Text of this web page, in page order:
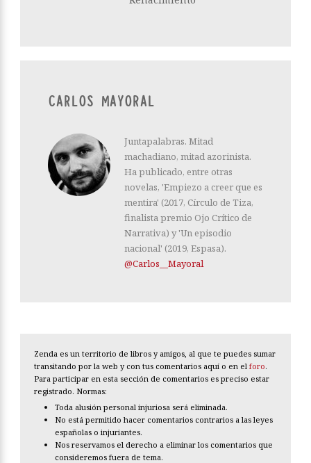
CARLOS MAYORAL
Juntapalabras. Mitad
machadiano, mitad azorinista.
Ha publicado, entre otras
novelas, 'Empiezo a creer que es
mentira' (2017, Círculo de Tiza,
finalista premio Ojo Crítico de
Narrativa) y 'Un episodio
nacional' (2019, Espasa).
@Carlos__Mayoral
Zenda es un territorio de libros y amigos, al que te puedes sumar
transitando por la web y con tus comentarios aquí o en el foro.
Para participar en esta sección de comentarios es preciso estar
registrado. Normas:
Toda alusión personal injuriosa será eliminada.
No está permitido hacer comentarios contrarios a las leyes
españolas o injuriantes.
Nos reservamos el derecho a eliminar los comentarios que
consideremos fuera de tema.